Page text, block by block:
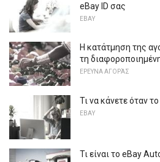
eBay ID σας
EBAY
Η κατάτμηση της
τη
ΕΡΕΥΝΑ ΑΓΟΡΆΣ
Τι να κάνετε όταν
EBAY
Τι είναι το eBay